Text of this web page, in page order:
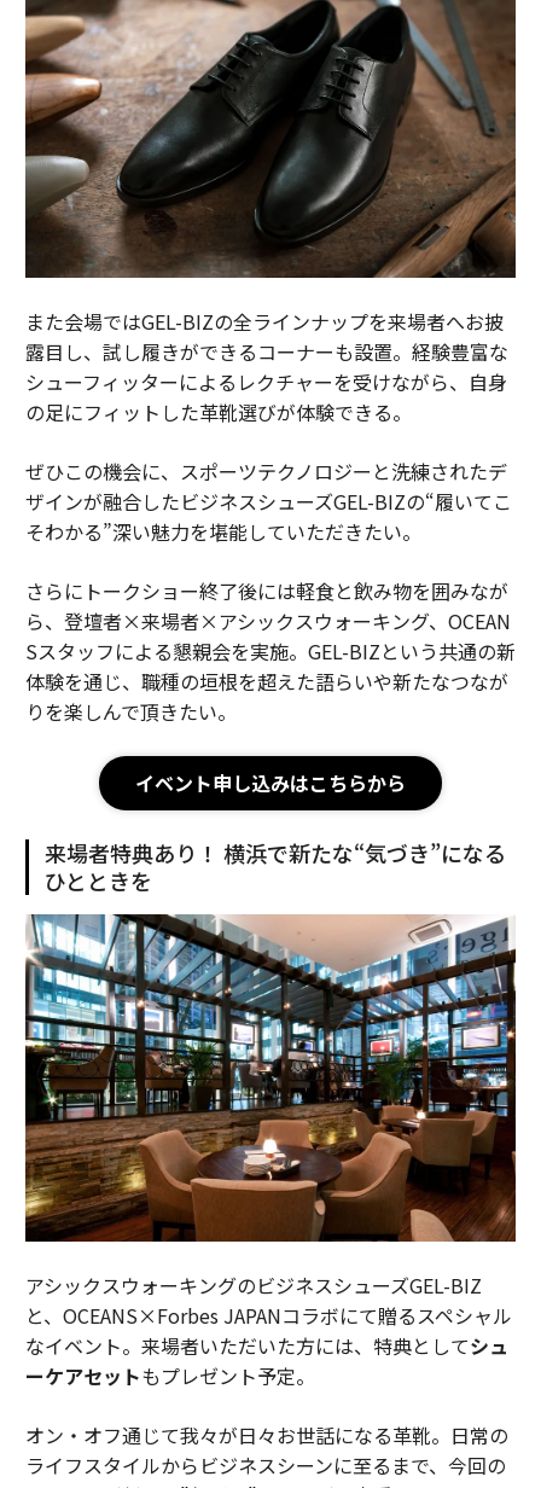
また会場ではGEL-BIZの全ラインナップを来場者へお披
露目し、試し履きができるコーナーも設置。経験豊富な
シューフィッターによるレクチャーを受けながら、自身
の足にフィットした革靴選びが体験できる。
ぜひこの機会に、スポーツテクノロジーと洗練されたデ
ザインが融合したビジネスシューズGEL-BIZの“履いてこ
そわかる”深い魅力を堪能していただきたい。
さらにトークショー終了後には軽食と飲み物を囲みなが
ら、登壇者×来場者×アシックスウォーキング、OCEAN
Sスタッフによる懇親会を実施。GEL-BIZという共通の新
体験を通じ、職種の垣根を超えた語らいや新たなつなが
りを楽しんで頂きたい。
イベント申し込みはこちらから
来場者特典あり！ 横浜で新たな“気づき”になる
ひとときを
アシックスウォーキングのビジネスシューズGEL-BIZ
と、OCEANS×Forbes JAPANコラボにて贈るスペシャル
なイベント。来場者いただいた方には、特典としてシュ
ーケアセットもプレゼント予定。
オン・オフ通じて我々が日々お世話になる革靴。日常の
ライフスタイルからビジネスシーンに至るまで、今回の